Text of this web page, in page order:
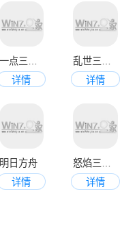
详情
详情
明日方舟
详情
详情